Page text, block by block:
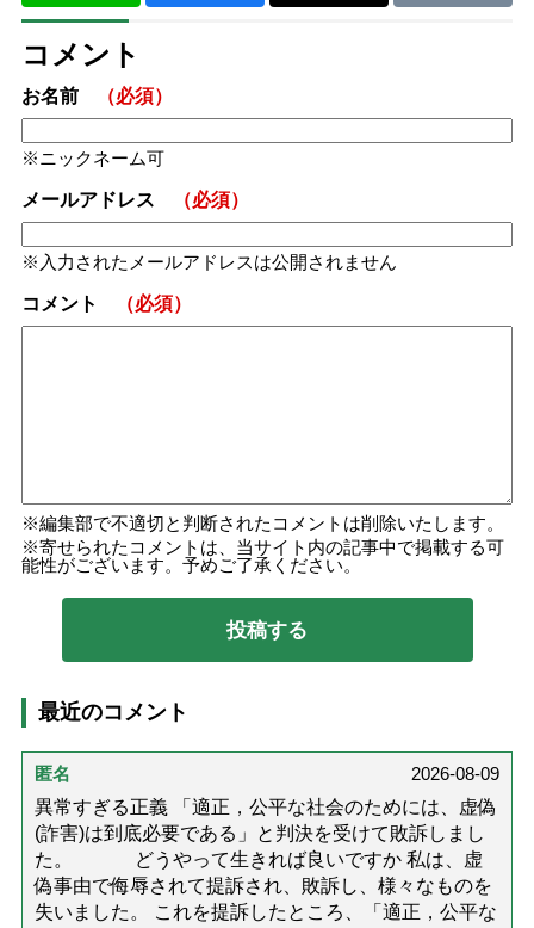
コメント
お名前 （必須）
ニックネーム可
メールアドレス （必須）
入力されたメールアドレスは公開されません
コメント （必須）
編集部で不適切と判断されたコメントは削除いたします。
寄せられたコメントは、当サイト内の記事中で掲載する可
能性がございます。予めご了承ください。
最近のコメント
匿名
2026-08-09
異常すぎる正義 「適正，公平な社会のためには、虚偽
(詐害)は到底必要である」と判決を受けて敗訴しまし
た。 どうやって生きれば良いですか 私は、虚
偽事由で侮辱されて提訴され、敗訴し、様々なものを
失いました。 これを提訴したところ、「適正，公平な